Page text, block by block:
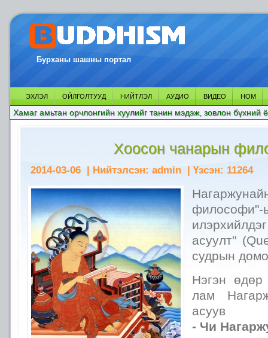
Бурханы шашны портал
ЭХЛЭЛ ОЙЛГОЛТУУД НИЙТЛЭЛ АУДИО ВИДЕО НОМ
Хамаг амьтан орчлонгийн хуулийг танин мэдэж, зовлон бүхний
Хоосон чанарын
2014-03-06 | Нийтэлсэн: admin | Үзсэн: 11264
асуулт"
судрын
Нэгэн
лам
асуув
- Чи